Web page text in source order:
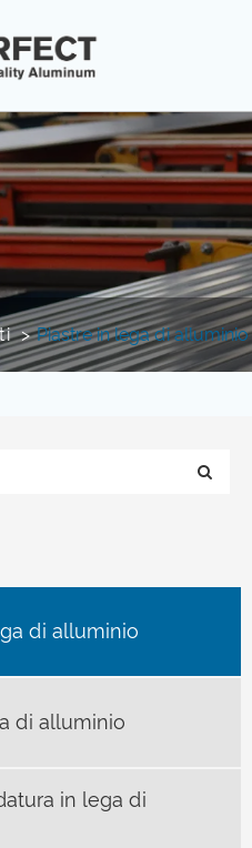
Piastre in lega di alluminio
di alluminio
di alluminio
in lega di